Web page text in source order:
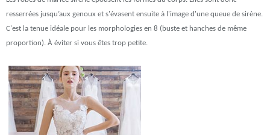
resserrées jusqu’aux genoux et s'évasent ensuite à l'image d'une queue de sirène.
C'est la tenue idéale pour les morphologies en 8 (buste et hanches de même
proportion). À éviter si vous êtes trop petite.